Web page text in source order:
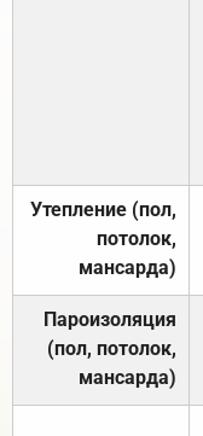
Утепление (пол,
потолок,
мансарда)
Пароизоляция
(пол, потолок,
мансарда)